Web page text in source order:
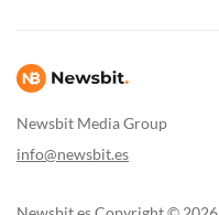
Newsbit Media Group
info@newsbit.es